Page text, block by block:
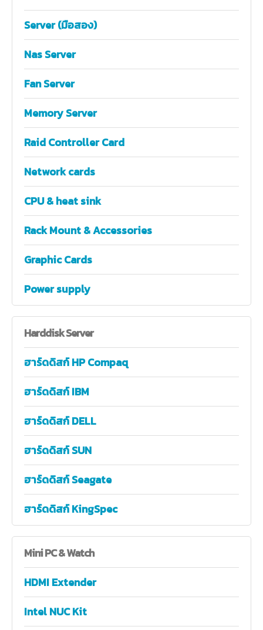
Server (มือสอง)
Nas Server
Fan Server
Memory Server
Raid Controller Card
Network cards
CPU & heat sink
Rack Mount & Accessories
Graphic Cards
Power supply
HarddiskServer
ฮาร์ดดิสก์ HP Compaq
ฮาร์ดดิสก์ IBM
ฮาร์ดดิสก์ DELL
ฮาร์ดดิสก์ SUN
ฮาร์ดดิสก์ Seagate
ฮาร์ดดิสก์ KingSpec
MiniPC & Watch
HDMI Extender
Intel NUC Kit